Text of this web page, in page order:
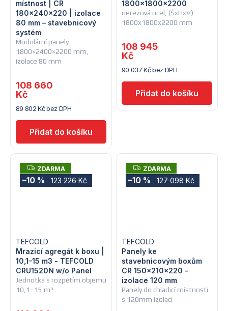
Modulární panely
1800×2400×2200 mm,
izolace 80 mm
místnost | CR
180×240×220 | izolace
80 mm – stavebnicový
systém
89 802 Kč bez DPH
108 660
Kč
nerezová ocel, (ŠxHxV)
1800x1800x2200 mm
1800x1800x2200
90 037 Kč bez DPH
108 945
Kč
Z
D
A
R
ZDARMA
123 226 Kč
–10 %
Jednotka s rozpětím objemu
10,1–15 m³
Mrazicí agregát k boxu |
10,1–15 m3 - TEFCOLD
CRU1520N w/o Panel
TEFCOLD
Z
D
A
R
ZDARMA
127 098 Kč
–10 %
Panely do chladicí místnosti
s 120mm izolací
Panely ke
stavebnicovým boxům
CR 150x210x220 –
izolace 120 mm
TEFCOLD